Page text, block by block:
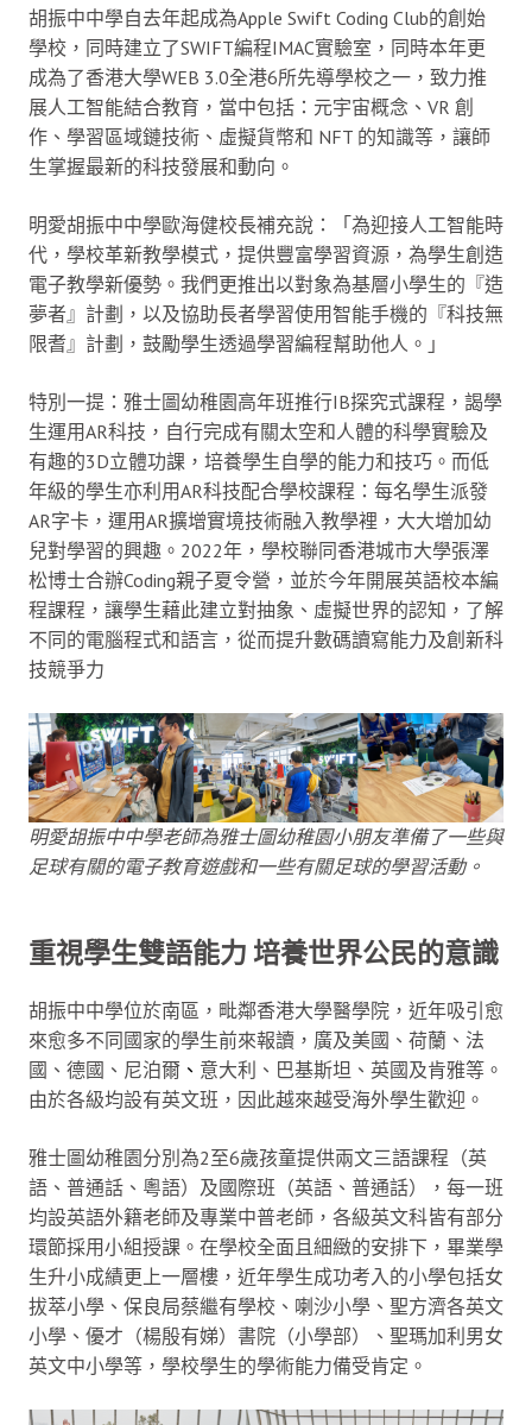
胡振中中學自去年起成為Apple Swift Coding Club的創始
學校，同時建立了SWIFT編程IMAC實驗室，同時本年更
成為了香港大學WEB 3.0全港6所先導學校之一，致力推
展人工智能結合教育，當中包括：元宇宙概念、VR 創
作、學習區域鏈技術、虛擬貨幣和 NFT 的知識等，讓師
生掌握最新的科技發展和動向。
明愛胡振中中學歐海健校長補充說：「為迎接人工智能時
代，學校革新教學模式，提供豐富學習資源，為學生創造
電子教學新優勢。我們更推出以對象為基層小學生的『造
夢者』計劃，以及協助長者學習使用智能手機的『科技無
限耆』計劃，鼓勵學生透過學習編程幫助他人。」
特別一提：雅士圖幼稚園高年班推行IB探究式課程，謁學
生運用AR科技，自行完成有關太空和人體的科學實驗及
有趣的3D立體功課，培養學生自學的能力和技巧。而低
年級的學生亦利用AR科技配合學校課程：每名學生派發
AR字卡，運用AR擴增實境技術融入教學裡，大大增加幼
兒對學習的興趣。2022年，學校聯同香港城市大學張澤
松博士合辦Coding親子夏令營，並於今年開展英語校本編
程課程，讓學生藉此建立對抽象、虛擬世界的認知，了解
不同的電腦程式和語言，從而提升數碼讀寫能力及創新科
技競爭力
明愛胡振中中學老師為雅士圖幼稚園小朋友準備了一些與
足球有關的電子教育遊戲和一些有關足球的學習活動。
重視學生雙語能力 培養世界公民的意識
胡振中中學位於南區，毗鄰香港大學醫學院，近年吸引愈
來愈多不同國家的學生前來報讀，廣及美國、荷蘭、法
國、德國、尼泊爾 、 意大利、巴基斯坦、英國及肯雅等。
由於各級均設有英文班，因此越來越受海外學生歡迎。
雅士圖幼稚園分別為2至6歲孩童提供兩文三語課程（英
語、普通話、粵語）及國際班（英語、普通話），每一班
均設英語外籍老師及專業中普老師，各級英文科皆有部分
環節採用小組授課。在學校全面且細緻的安排下，畢業學
生升小成績更上一層樓，近年學生成功考入的小學包括女
拔萃小學、保良局蔡繼有學校、喇沙小學、聖方濟各英文
小學、優才（楊殷有娣）書院（小學部）、聖瑪加利男女
英文中小學等，學校學生的學術能力備受肯定。